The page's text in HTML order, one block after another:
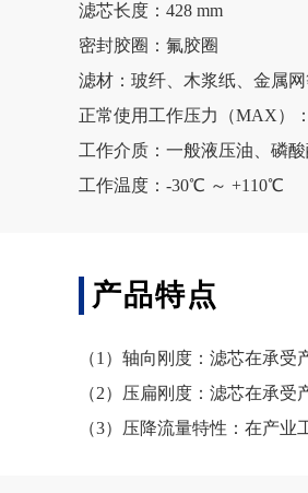
滤芯长度：428 mm
密封胶圈：氟胶圈
滤材：玻纤、木浆纸、金属
正常使用工作压力（MAX）
工作介质：一般液压油、磷
工作温度：-30℃ ～ +110℃
产品特点
（1）轴向刚度：滤芯在承
（2）压扁刚度：滤芯在承
（3）压降流量特性：在产业